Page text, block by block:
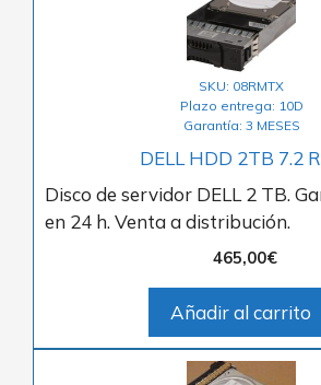
SKU: 08RMTX
Plazo entrega: 10D
Garantía: 3 MESES
DELL HDD 2TB 7.2
Disco de servidor DELL 2 TB.
en 24 h. Venta a distribución.
465,00€
Añadir al carrito